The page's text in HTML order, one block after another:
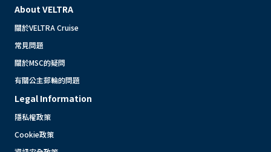
About VELTRA
關於VELTRA Cruise
常見問題
關於MSC的疑問
有關公主郵輪的問題
Legal Information
隱私權政策
Cookie政策